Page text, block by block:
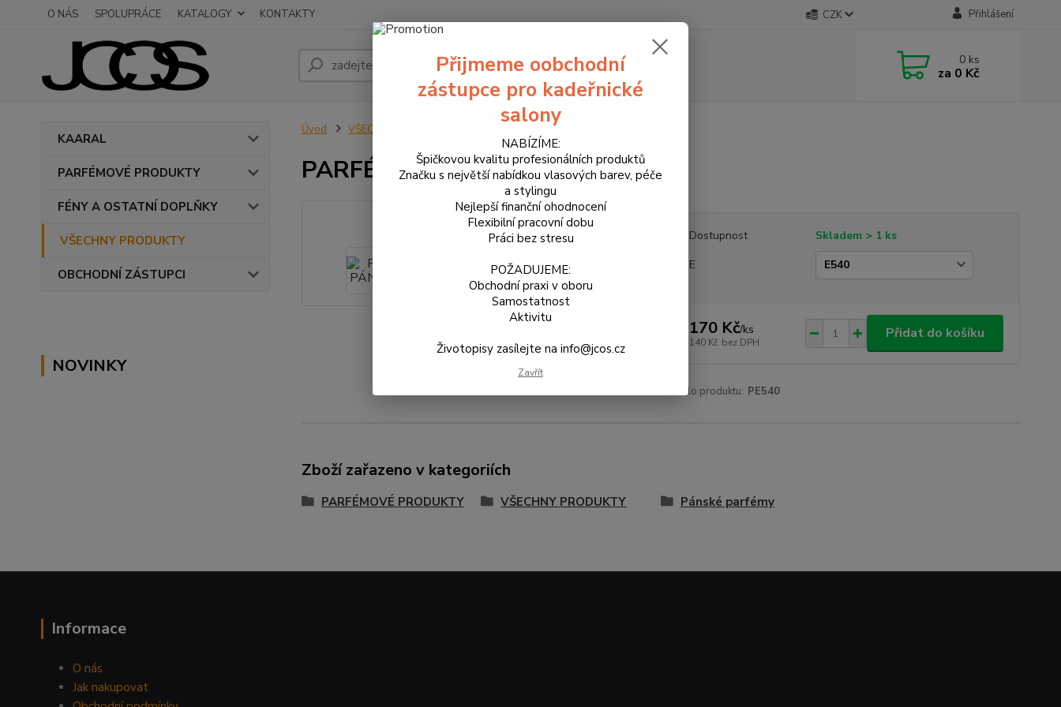
O NÁS SPOLUPRÁCE KATALOGY KONTAKTY CZK Přihlášení
Hledat 0 ks
za 0 Kč
KAARAL
PARFÉMOVÉ PRODUKTY
FÉNY A OSTATNÍ DOPLŇKY
VŠECHNY PRODUKTY
OBCHODNÍ ZÁSTUPCI
NOVINKY
Úvod VŠECHNY PRODUKTY PARFÉM PÁNSKÝ 8ml
PARFÉM PÁNSKÝ 8ml
Dostupnost
Skladem > 1 ks
E
170 Kč/ks
140 Kč bez DPH
Přidat do košíku
Číslo produktu: PE540
Zboží zařazeno v kategoriích
PARFÉMOVÉ PRODUKTY VŠECHNY PRODUKTY Pánské parfémy
Informace
O nás
Jak nakupovat
Přijmeme oobchodní
zástupce pro kadeřnické
salony
NABÍZÍME:
Špičkovou kvalitu profesionálních produktů
Značku s největší nabídkou vlasových barev, péče
a stylingu
Nejlepší finanční ohodnocení
Flexibilní pracovní dobu
Práci bez stresu
POŽADUJEME:
Obchodní praxi v oboru
Samostatnost
Aktivitu
Životopisy zasílejte na info@jcos.cz
Zavřít